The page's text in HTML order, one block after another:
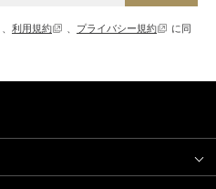
利用規約 、 プライバシー規約
に同